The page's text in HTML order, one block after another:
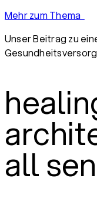
Mehr zum Thema
Unser Beitrag zu
all